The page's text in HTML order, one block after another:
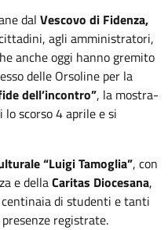
dal Vescovo di Fidenza,
agli amministratori,
anche oggi hanno gremito
delle Orsoline per la
dell’incontro”, la mostra-
scorso 4 aprile e si
“Luigi Tamoglia”, con
e dellaCaritas Diocesana,
di studenti e tanti
registrate.